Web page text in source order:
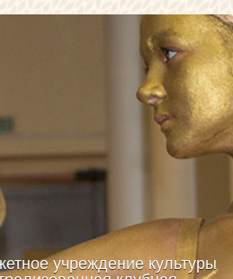
учреждение культуры